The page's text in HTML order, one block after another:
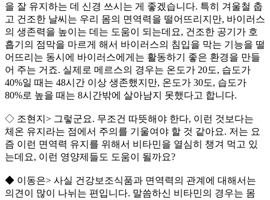
을 잘 유지하는 데 신경 쓰시는 게 좋겠습니다. 특히 겨울철 춥
고 건조한 날씨는 우리 몸의 면역력을 떨어뜨리지만, 바이러스
의 생존력을 높이는 데는 도움이 되는데요, 건조한 공기가 호
흡기의 점막을 마르게 해서 바이러스의 침입을 막는 기능을 떨
어뜨리는 동시에 바이러스에게는 활동하기 좋은 환경을 만들
어 주는 거죠. 실제로 메르스의 경우는 온도가 20도, 습도가
40%일 때는 48시간 이상 생존했지만, 온도가 30도, 습도가
80%로 높을 때는 8시간밖에 살아남지 못했다고 합니다.
◇ 조현지> 그렇군요. 무조건 따뜻해야 한다, 이런 것보다는
체온 유지라는 점에서 주의를 기울여야 할 것 같아요. 저는 요
즘 이런 면역력 유지를 위해서 비타민을 열심히 챙겨 먹고 있
는데요, 이런 영양제들도 도움이 될까요?
◆ 이동은> 사실 건강보조식품과 면역력의 관계에 대해서는
의견이 많이 나뉘는 편입니다. 말씀하신 비타민의 경우는 몸